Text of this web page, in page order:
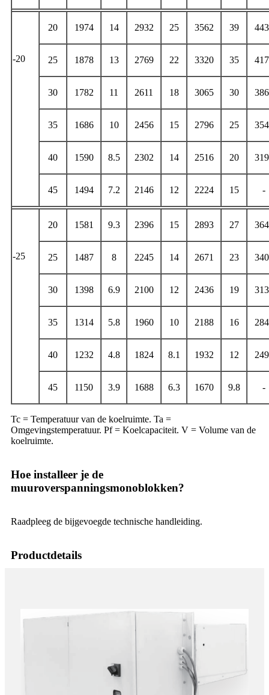
-20
20 1974 14 2932 25 3562 39
25 1878 13 2769 22 3320 35
30 1782 11 2611 18 3065 30
35 1686 10 2456 15 2796 25
40 1590 8.5 2302 14 2516 20
45 1494 7.2 2146 12 2224 15 -
-25
20 1581 9.3 2396 15 2893 27
25 1487 8 2245 14 2671 23
30 1398 6.9 2100 12 2436 19
35 1314 5.8 1960 10 2188 16
40 1232 4.8 1824 8.1 1932 12
45 1150 3.9 1688 6.3 1670 9.8 -
Tc = Temperatuur van de koelruimte. Ta =
Omgevingstemperatuur. Pf = Koelcapaciteit. V = Volume van de
koelruimte.
Hoe installeer je de
muuroverspanningsmonoblokken?
Raadpleeg de bijgevoegde technische handleiding.
Productdetails